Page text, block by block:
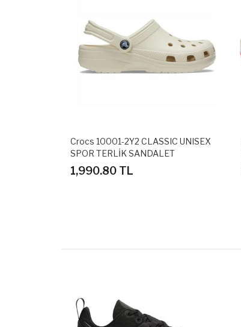
Crocs 10001-2Y2 CLASSIC UNISEX
SPOR TERLİK SANDALET
1,990.80 TL